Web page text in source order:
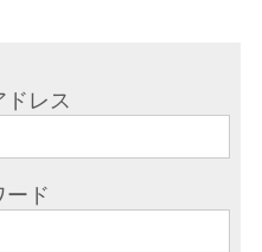
ドレス
ード